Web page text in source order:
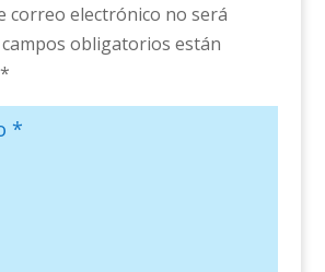
correo electrónico no será
obligatorios están
*